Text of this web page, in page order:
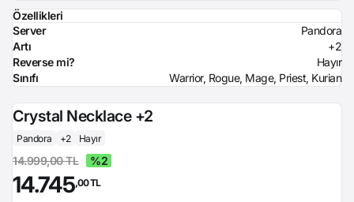
Özellikleri
Server
Pandora
Artı
+2
Reverse mi?
Hayır
Sınıfı
Warrior, Rogue, Mage, Priest, Kurian
Crystal Necklace +2
Pandora +2 Hayır
14.999,00 TL %2
14.745,00 TL